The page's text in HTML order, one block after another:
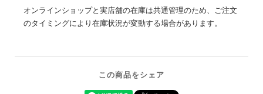
オンラインショップと実店舗の在庫は共通管理のため、ご注文
のタイミングにより在庫状況が変動する場合があります。
この商品をシェア